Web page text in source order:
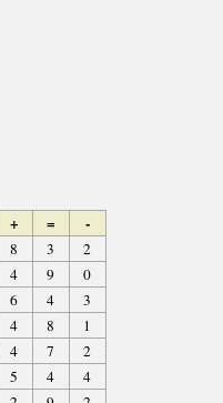
+ = -
8 3
2
4 9
0
6 4
3
4 8
1
4 7
2
5 4
4